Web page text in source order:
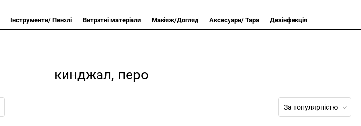
Інструменти/ Пензлі Витратні матеріали Макіяж/Догляд Аксесуари/ Тара Дезінфекція
кинджал, перо
За популярністю